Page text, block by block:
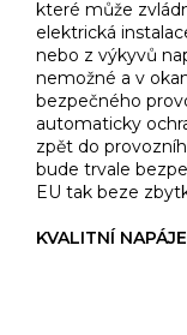
které může
elektrická
nebo z výkyvů
nemožné a v
bezpečného
automaticky
zpět do
bude trvale
EU tak beze
KVALITNÍ